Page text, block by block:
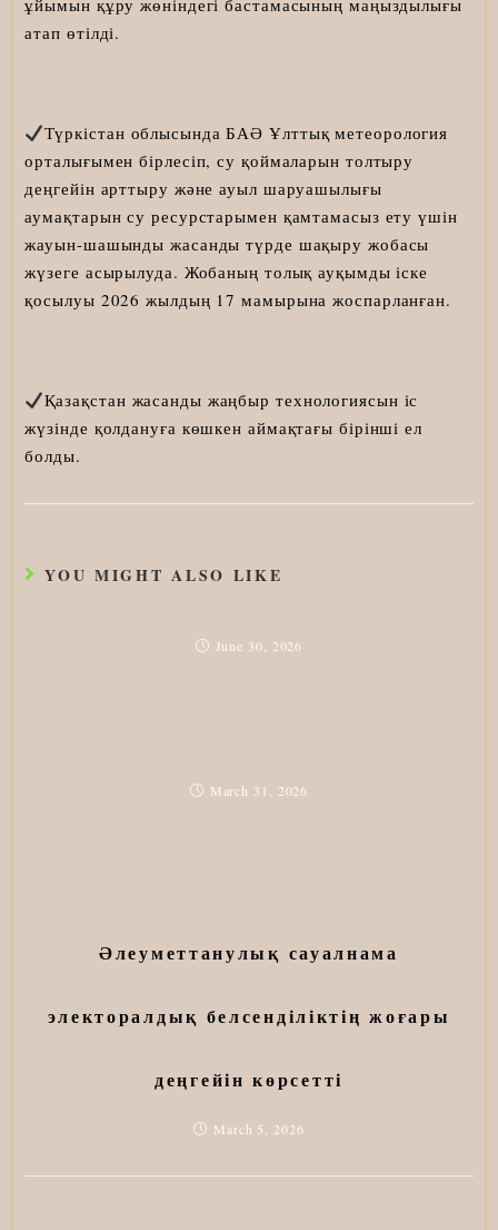
ұйымын құру жөніндегі бастамасының маңыздылығы
атап өтілді.
Түркістан облысында БАӘ Ұлттық метеорология
орталығымен бірлесіп, су қоймаларын толтыру
деңгейін арттыру және ауыл шаруашылығы
аумақтарын су ресурстарымен қамтамасыз ету үшін
жауын-шашынды жасанды түрде шақыру жобасы
жүзеге асырылуда. Жобаның толық ауқымды іске
қосылуы 2026 жылдың 17 мамырына жоспарланған.
Қазақстан жасанды жаңбыр технологиясын іс
жүзінде қолдануға көшкен аймақтағы бірінші ел
болды.
YOU MIGHT ALSO LIKE
June 30, 2026
March 31, 2026
Әлеуметтанулық сауалнама
электоралдық белсенділіктің жоғары
деңгейін көрсетті
March 5, 2026